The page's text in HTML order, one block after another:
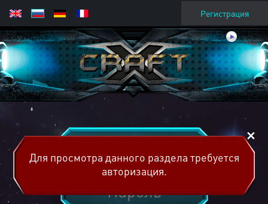
Регистрация
Для просмотра данного раздела требуется
авторизация.